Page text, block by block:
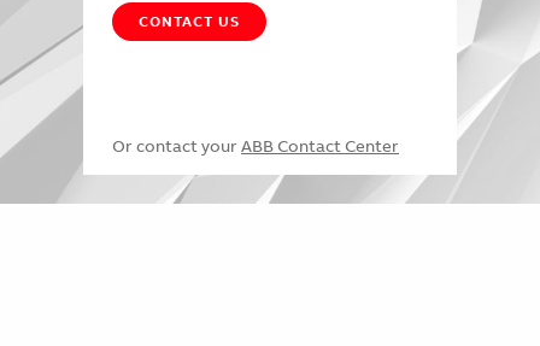
CONTACT US
Or contact your ABB Contact Center